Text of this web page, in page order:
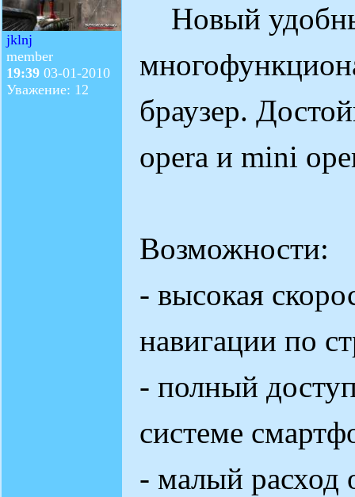
jklnj
member
19:39 03-01-2010
Уважение: 12
Новый
браузер.
opera и mini
Возможности:
- высокая
навигации по
- полный
системе
- малый расход